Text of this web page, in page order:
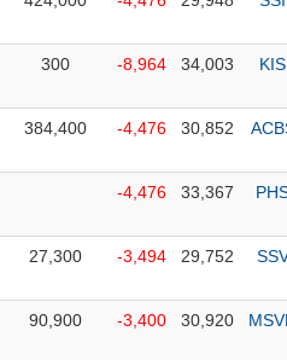
300 -8,964 34,003 KIS
384,400 -4,476 30,852
-4,476 33,367
27,300 -3,494 29,752
90,900 -3,400 30,920